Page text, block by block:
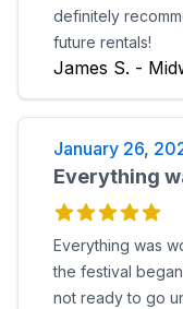
definitely
future rentals!
James S. -
January 26,
Everything
Everything was
the festival
not ready to go